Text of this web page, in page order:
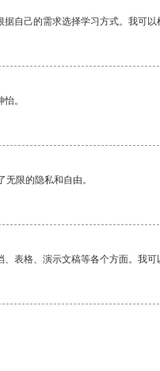
自己的需求选择学习方式。我可以
。
限的隐私和自由。
表格、演示文稿等各个方面。我